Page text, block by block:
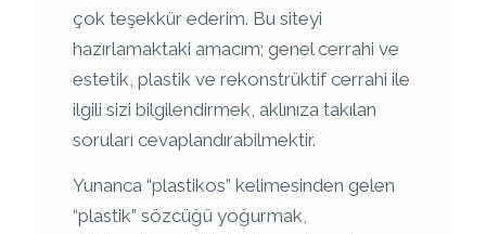
çok teşekkür ederim. Bu siteyi
hazırlamaktaki amacım; genel cerrahi ve
estetik, plastik ve rekonstrüktif cerrahi ile
ilgili sizi bilgilendirmek, aklınıza takılan
soruları cevaplandırabilmektir.
Yunanca “plastikos” kelimesinden gelen
“plastik” sözcüğü yoğurmak,